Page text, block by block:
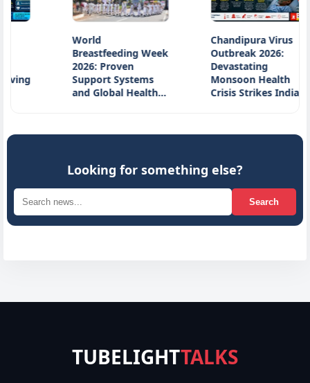
World
Breastfeeding Week
2026: Proven
Support Systems
and Global Health…
Chandipura Virus
Outbreak 2026:
Devastating
Monsoon Health
Crisis Strikes India…
Looking for something else?
Search
TUBELIGHTTALKS